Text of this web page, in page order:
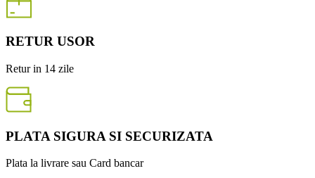
RETUR USOR
Retur in 14 zile
PLATA SIGURA SI SECURIZATA
Plata la livrare sau Card bancar